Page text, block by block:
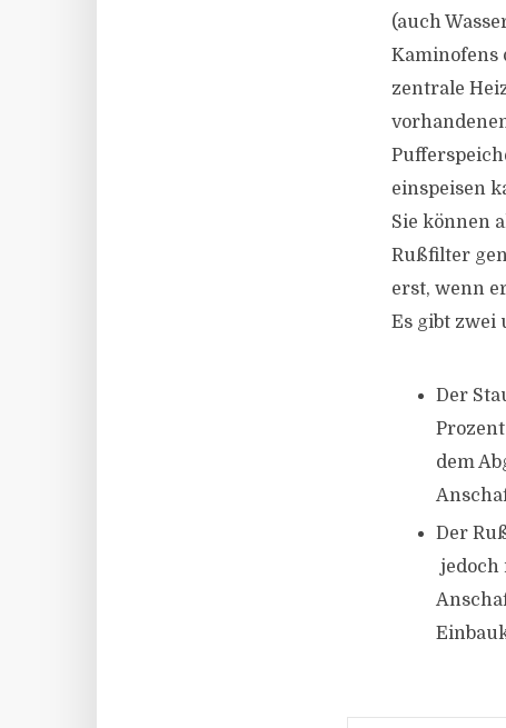
(auch
Kaminofens
zentrale
einspeisen
Sie können
Rußfilter
erst, wenn
Es gibt zwei
Der
dem
Der
jedoch